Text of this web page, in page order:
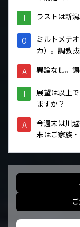
I ラストは新
O
ミルトメテ
カ）。調教
A 異論なし。
I
展望は以上
ますか？
A
今週末は川
末はご家族